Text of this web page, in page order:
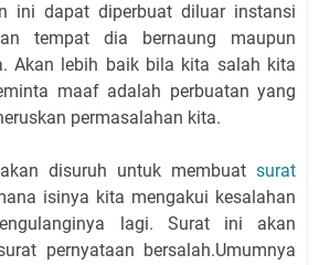
ini dapat diperbuat diluar instansi
tempat dia bernaung maupun
Akan lebih baik bila kita salah kita
maaf adalah perbuatan yang
permasalahan kita.
disuruh untuk membuat surat
isinya kita mengakui kesalahan
lagi. Surat ini akan
pernyataan bersalah.Umumnya